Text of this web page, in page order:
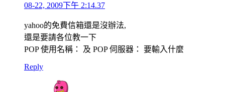
08-22, 2009下午 2:14.37
yahoo的免費信箱還是沒辦法,
還是要請各位教一下
POP 使用名稱： 及 POP 伺服器： 要輸入什麼
Reply